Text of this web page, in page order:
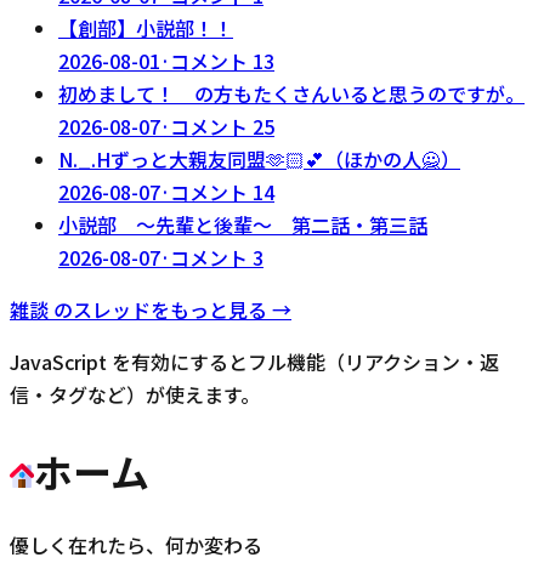
【創部】小説部！！
2026-08-01· コメント 13
初めまして！ の方もたくさんいると思うのですが。
2026-08-07· コメント 25
N._.Hずっと大親友同盟‪🫶🏻‬💕︎︎（ほかの人🙅）
2026-08-07· コメント 14
小説部 〜先輩と後輩〜 第二話・第三話
2026-08-07· コメント 3
雑談 のスレッドをもっと見る →
JavaScript を有効にするとフル機能（リアクション・返
信・タグなど）が使えます。
ホーム
優しく在れたら、何か変わる